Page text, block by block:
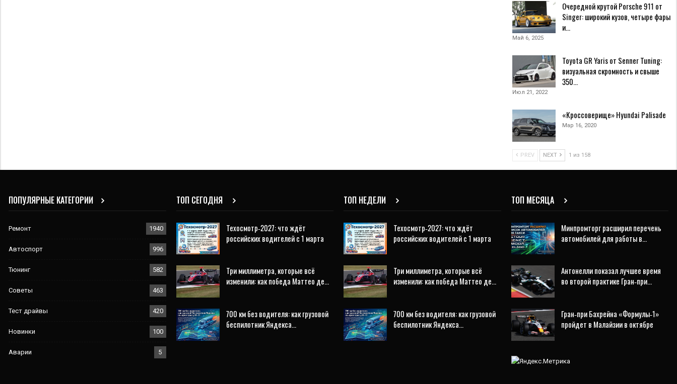
Очередной крутой Porsche 911 от
Singer: широкий кузов, четыре фары
и…
Май 6, 2025
Toyota GR Yaris от Senner Tuning:
визуальная скромность и свыше
350…
Июл 21, 2022
«Кроссоверище» Hyundai Palisade
Мар 16, 2020
PREV NEXT 1 из 158
ПОПУЛЯРНЫЕ КАТЕГОРИИ
Ремонт 1940
Автоспорт 996
Тюнинг 582
Советы 463
Тест драйвы 420
Новинки 100
Аварии 5
ТОП СЕГОДНЯ
Техосмотр‑2027: что ждёт
российских водителей с 1 марта
Три миллиметра, которые всё
изменили: как победа Маттео де…
700 км без водителя: как грузовой
беспилотник Яндекса…
ТОП НЕДЕЛИ
Техосмотр‑2027: что ждёт
российских водителей с 1 марта
Три миллиметра, которые всё
изменили: как победа Маттео де…
700 км без водителя: как грузовой
беспилотник Яндекса…
ТОП МЕСЯЦА
Минпромторг расширил перечень
автомобилей для работы в…
Антонелли показал лучшее время
во второй практике Гран‑при…
Гран‑при Бахрейна «Формулы‑1»
пройдет в Малайзии в октябре